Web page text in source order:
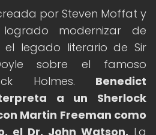
por Steven Moffat y
modernizar de
legado literario de Sir
sobre el famoso
Holmes. Benedict
a un Sherlock
Martin Freeman como
el Dr. John Watson. La